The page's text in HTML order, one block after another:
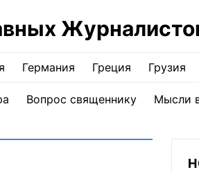
Германия Греция Грузия
Вопрос священнику Мысли